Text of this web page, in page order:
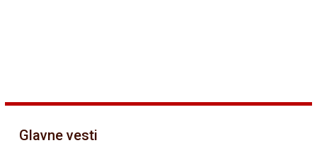
Glavne vesti